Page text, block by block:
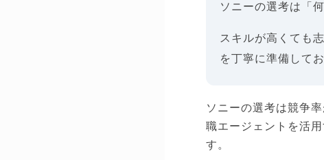
ソニーの選考は「
スキルが高くても
を丁寧に準備して
ソニーの選考は競争
職エージェントを活
す。